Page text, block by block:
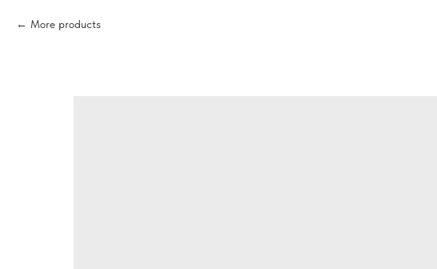
More products